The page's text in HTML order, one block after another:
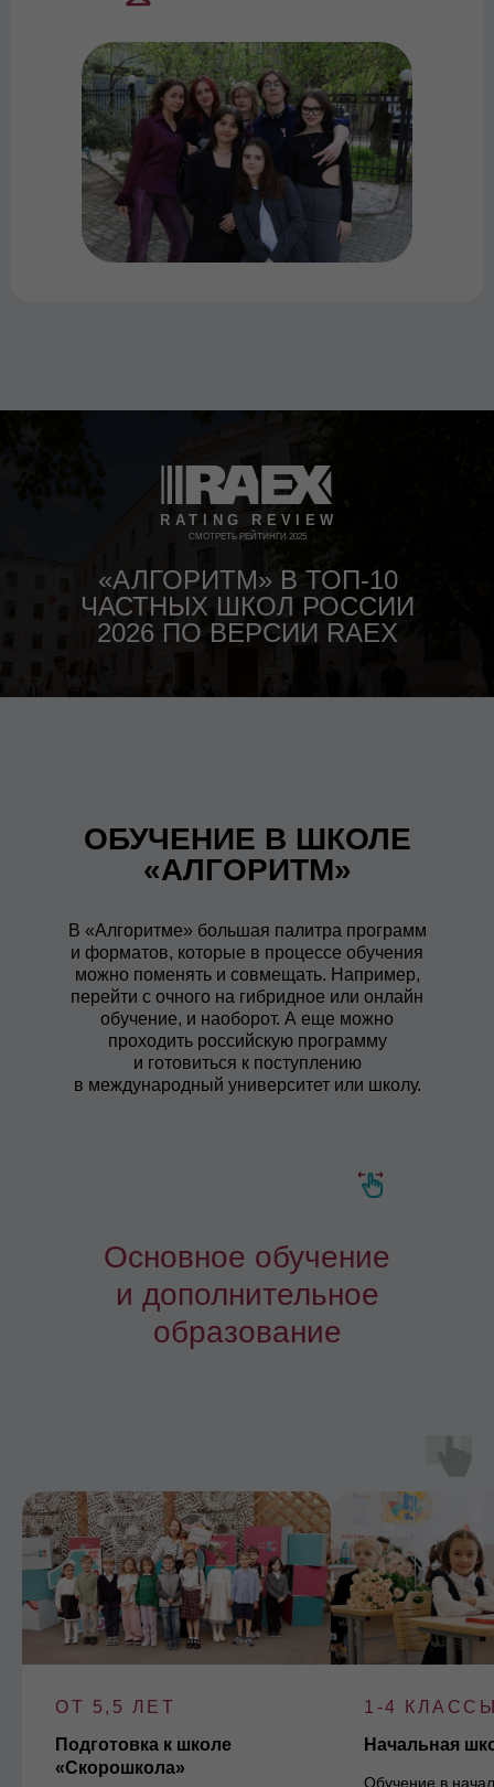
«АЛГОРИТМ» В ТОП-10
ЧАСТНЫХ ШКОЛ РОССИИ
2026 ПО ВЕРСИИ RAEX
СМОТРЕТЬ РЕЙТИНГИ 2025
ОБУЧЕНИЕ В ШКОЛЕ
«АЛГОРИТМ»
В «Алгоритме» большая палитра программ
и форматов, которые в процессе обучения
можно поменять и совмещать. Например,
перейти с очного на гибридное или онлайн
обучение, и наоборот. А еще можно
проходить российскую программу
и готовиться к поступлению
в международный университет или школу.
Основное обучение
и дополнительное
образование
ОТ 5,5 ЛЕТ
Подготовка к школе
«Скорошкола»
1-4
Начальная
Обучение в